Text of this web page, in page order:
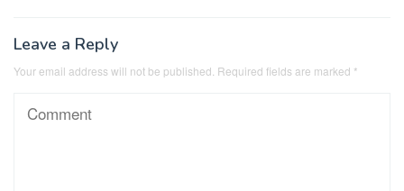
Leave a Reply
Your email address will not be published. Required fields are marked *